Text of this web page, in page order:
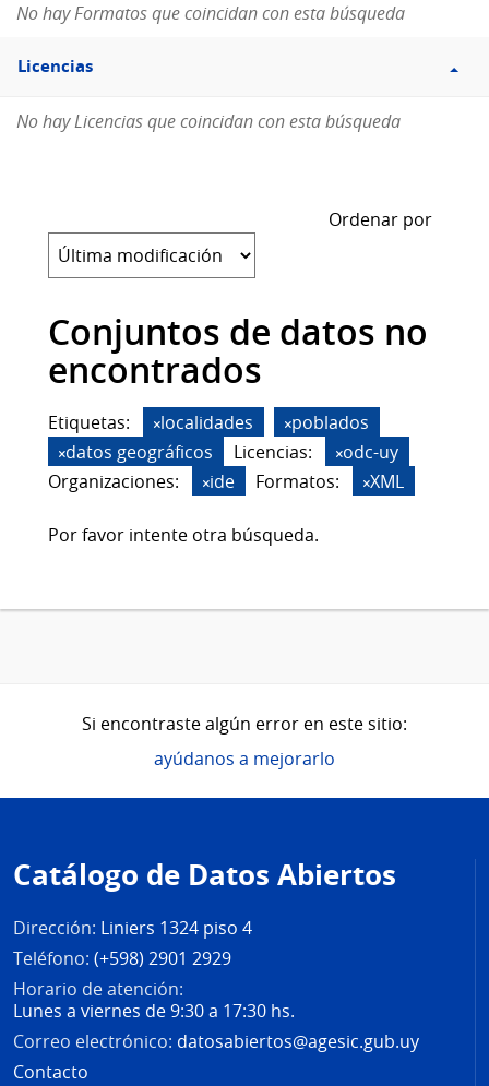
No hay Formatos que coincidan con esta búsqueda
Filtro
Licencias
Licencias
No hay Licencias que coincidan con esta búsqueda
Ordenar por
Conjuntos de datos no
encontrados
Etiquetas: localidades
poblados
datos geográficos
Licencias:
odc-uy
Organizaciones:
ide Formatos: XML
Por favor intente otra búsqueda.
Si encontraste algún error en este sitio:
ayúdanos a mejorarlo
de
página
Catálogo de Datos Abiertos
Dirección: Liniers 1324 piso 4
Teléfono: (+598) 2901 2929
Horario de atención:
Lunes a viernes de 9:30 a 17:30 hs.
Correo electrónico: datosabiertos@agesic.gub.uy
Contacto